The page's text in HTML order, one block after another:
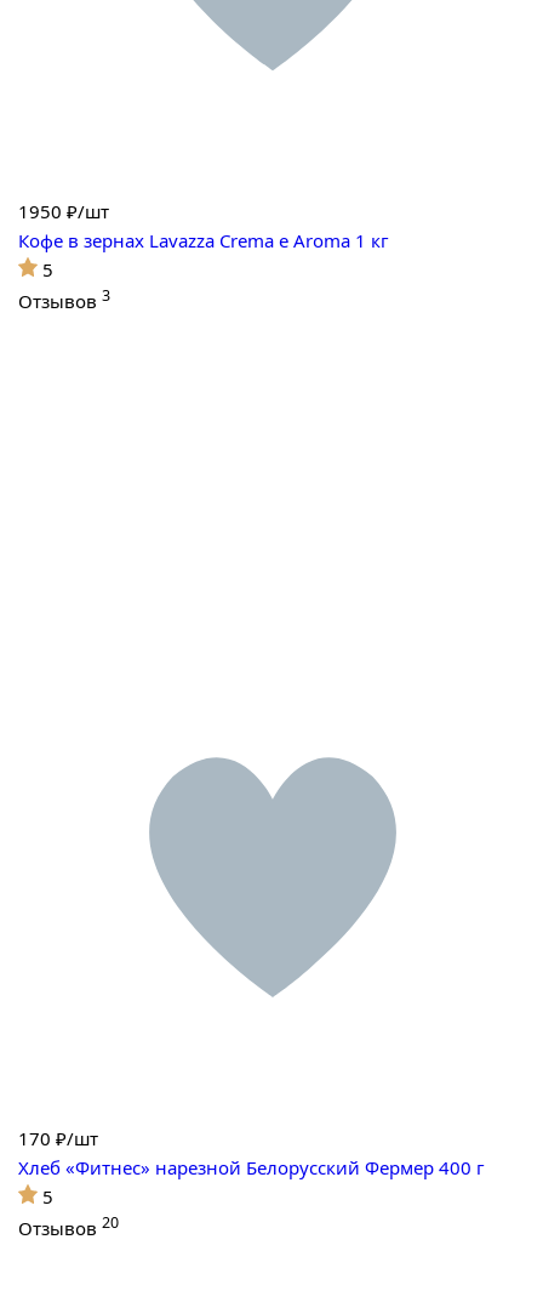
1950 ₽/шт
Кофе в зернах Lavazza Crema e Aroma 1 кг
5
Отзывов 3
170 ₽/шт
Хлеб «Фитнес» нарезной Белорусский Фермер 400 г
5
Отзывов 20